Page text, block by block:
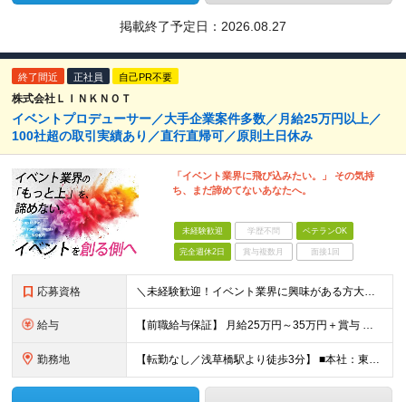
掲載終了予定日： 2026.08.27
終了間近 正社員 自己PR不要
株式会社ＬＩＮＫＮＯＴ
イベントプロデューサー／大手企業案件多数／月給25万円以上／
100社超の取引実績あり／直行直帰可／原則土日休み
「イベント業界に飛び込みたい。」 その気持
ち、まだ諦めてないあなたへ。
未経験歓迎 学歴不問 ベテランOK
完全週休2日 賞与複数月 面接1回
応募資格 ＼未経験歓迎！イベント業界に興味がある方大歓迎／ ■基本的なPCスキル(Word・Excel・PowerPoint） ■大卒以上 ＼こんな方はぜひご応募ください／ ◎多彩なジャンルのイベント企画に携
給与 【前職給与保証】 月給25万円～35万円＋賞与 ★当社の採用の指針として あなたの経験に応じてしっかりと給与に還元していきます！ あなたの経歴や成果を面接の場でお聞かせください！ ※経験・スキルを
勤務地 【転勤なし／浅草橋駅より徒歩3分】 ■本社：東京都台東区浅草橋4-9-11 大黒ビル4F (変更の範囲)上記を除く当社関連勤務地